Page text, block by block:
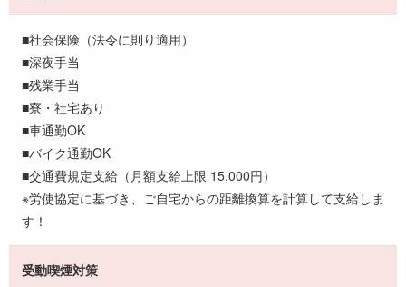
■社会保険（法令に則り適用）
■深夜手当
■残業手当
■寮・社宅あり
■車通勤OK
■バイク通勤OK
■交通費規定支給（月額支給上限 15,000円）
※労使協定に基づき、ご自宅からの距離換算を計算して支給しま
す！
受動喫煙対策